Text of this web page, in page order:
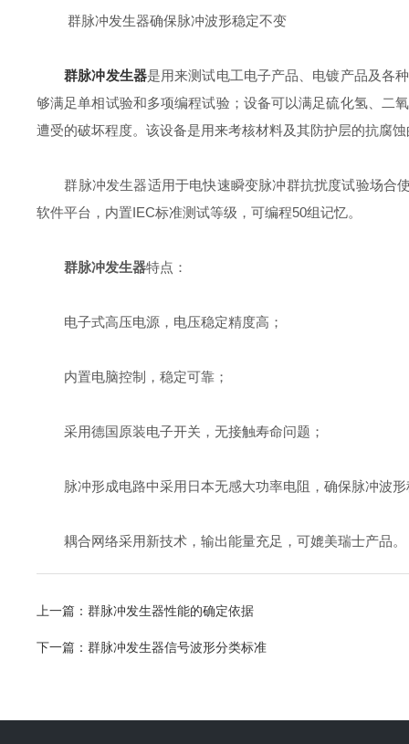
群脉冲发生器确保脉冲波形稳定不变
群脉冲发生器是用来测试电工电子产品、电镀产品及各
够满足单相试验和多项编程试验；设备可以满足硫化氢、二
遭受的破坏程度。该设备是用来考核材料及其防护层的抗腐
群脉冲发生器适用于电快速瞬变脉冲群抗扰度试验场合使
软件平台，内置IEC标准测试等级，可编程50组记忆。
群脉冲发生器特点：
电子式高压电源，电压稳定精度高；
内置电脑控制，稳定可靠；
采用德国原装电子开关，无接触寿命问题；
脉冲形成电路中采用日本无感大功率电阻，确保脉冲波形
耦合网络采用新技术，输出能量充足，可媲美瑞士产品。
上一篇： 群脉冲发生器性能的确定依据
下一篇： 群脉冲发生器信号波形分类标准